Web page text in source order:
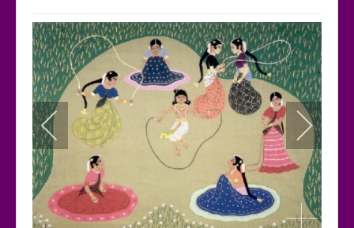
Accueil
Qui sommes-nous ?
Les Expositions
Les toiles
Participer
Nous contacter
Sites amis